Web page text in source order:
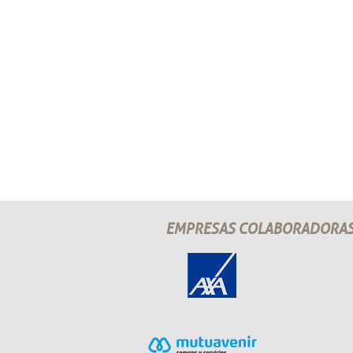
EMPRESAS